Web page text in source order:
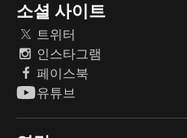
소셜 사이트
트위터
인스타그램
페이스북
유튜브